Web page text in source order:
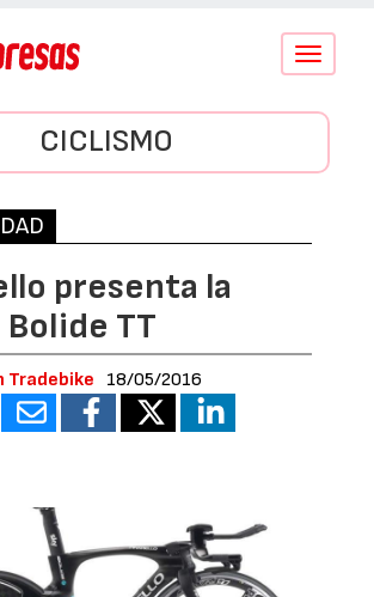
Conmutar
CICLISMO
presenta la
Bolide TT
Tradebike 18/05/2016